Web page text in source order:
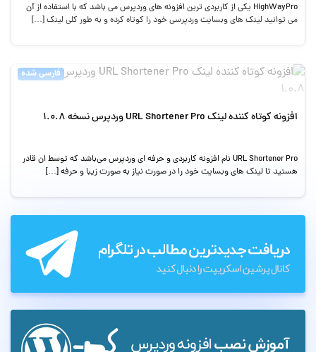
HighWayPro یکی از کاربردی ترین افزونه های وردپرس می باشد که با استفاده از آن
می توانید لینک های وبسایت وردپرسی خود را کوتاه کرده و به طور کلی لینک […]
فارسی شده
افزونه کوتاه کننده لینک URL Shortener Pro وردپرس نسخه 1.0.8
URL Shortener Pro نام افزونه کاربردی و حرفه ای وردپرس می‌باشد که توسط ان قادر
هستید تا لینک های وبسایت خود را در صورت نیاز به صورت زیبا و حرفه […]